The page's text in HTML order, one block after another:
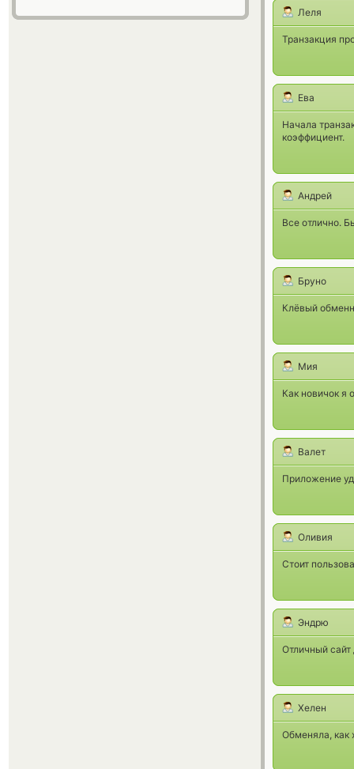
Леля
Транзакция
Ева
Начала
коэффициент.
Андрей
Все отлично.
Бруно
Клёвый
Мия
Как новичок я
Валет
Приложение
Оливия
Стоит
Эндрю
Отличный
Хелен
Обменяла, как